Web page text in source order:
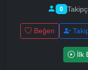
0
Beğen
İlk